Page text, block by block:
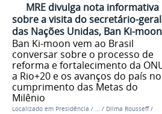
MRE divulga nota informativa
sobre a visita do secretário-geral
das Nações Unidas, Ban Ki-moon
Ban Ki-moon vem ao Brasil
conversar sobre o processo de
reforma e fortalecimento da
a Rio+20 e os avanços do país no
cumprimento das Metas do
Milênio
Localizado em Presidência / … / Dilma Rousseff /